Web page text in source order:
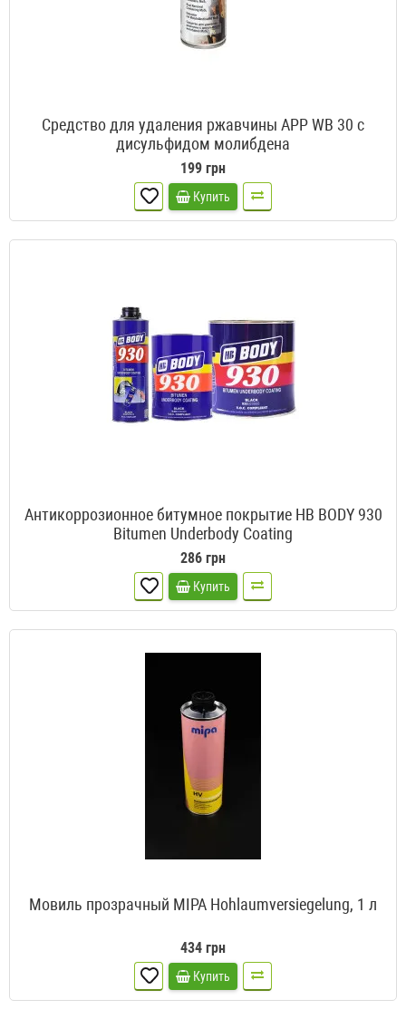
Средство для удаления ржавчины APP WB 30 с
дисульфидом молибдена
199 грн
Купить
Антикоррозионное битумное покрытие HB BODY 930
Bitumen Underbody Coating
286 грн
Купить
Мовиль прозрачный MIPA Hohlaumversiegelung, 1 л
434 грн
Купить